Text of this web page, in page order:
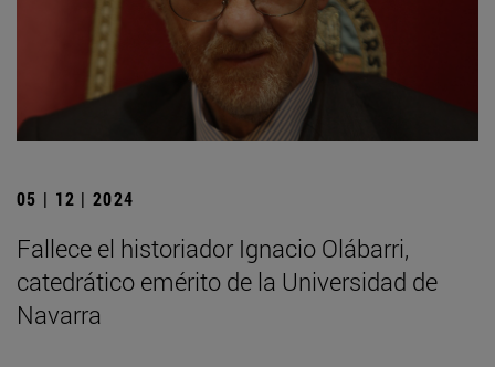
05 | 12 | 2024
Fallece el historiador Ignacio Olábarri,
catedrático emérito de la Universidad de
Navarra